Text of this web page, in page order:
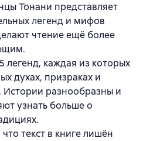
Тонани представляет
легенд и мифов
чтение ещё более
легенд, каждая из которых
духах, призраках и
Истории разнообразны и
узнать больше о
текст в книге лишён